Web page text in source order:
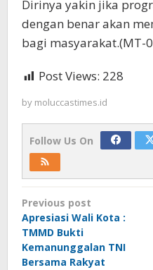
Dirinya yakin jika
dengan benar akan
bagi masyarakat.(MT-
Post Views: 228
by moluccastimes.id
Follow Us On
Post
navigation
Previous post
Apresiasi Wali Kota :
TMMD Bukti
Kemanunggalan TNI
Bersama Rakyat